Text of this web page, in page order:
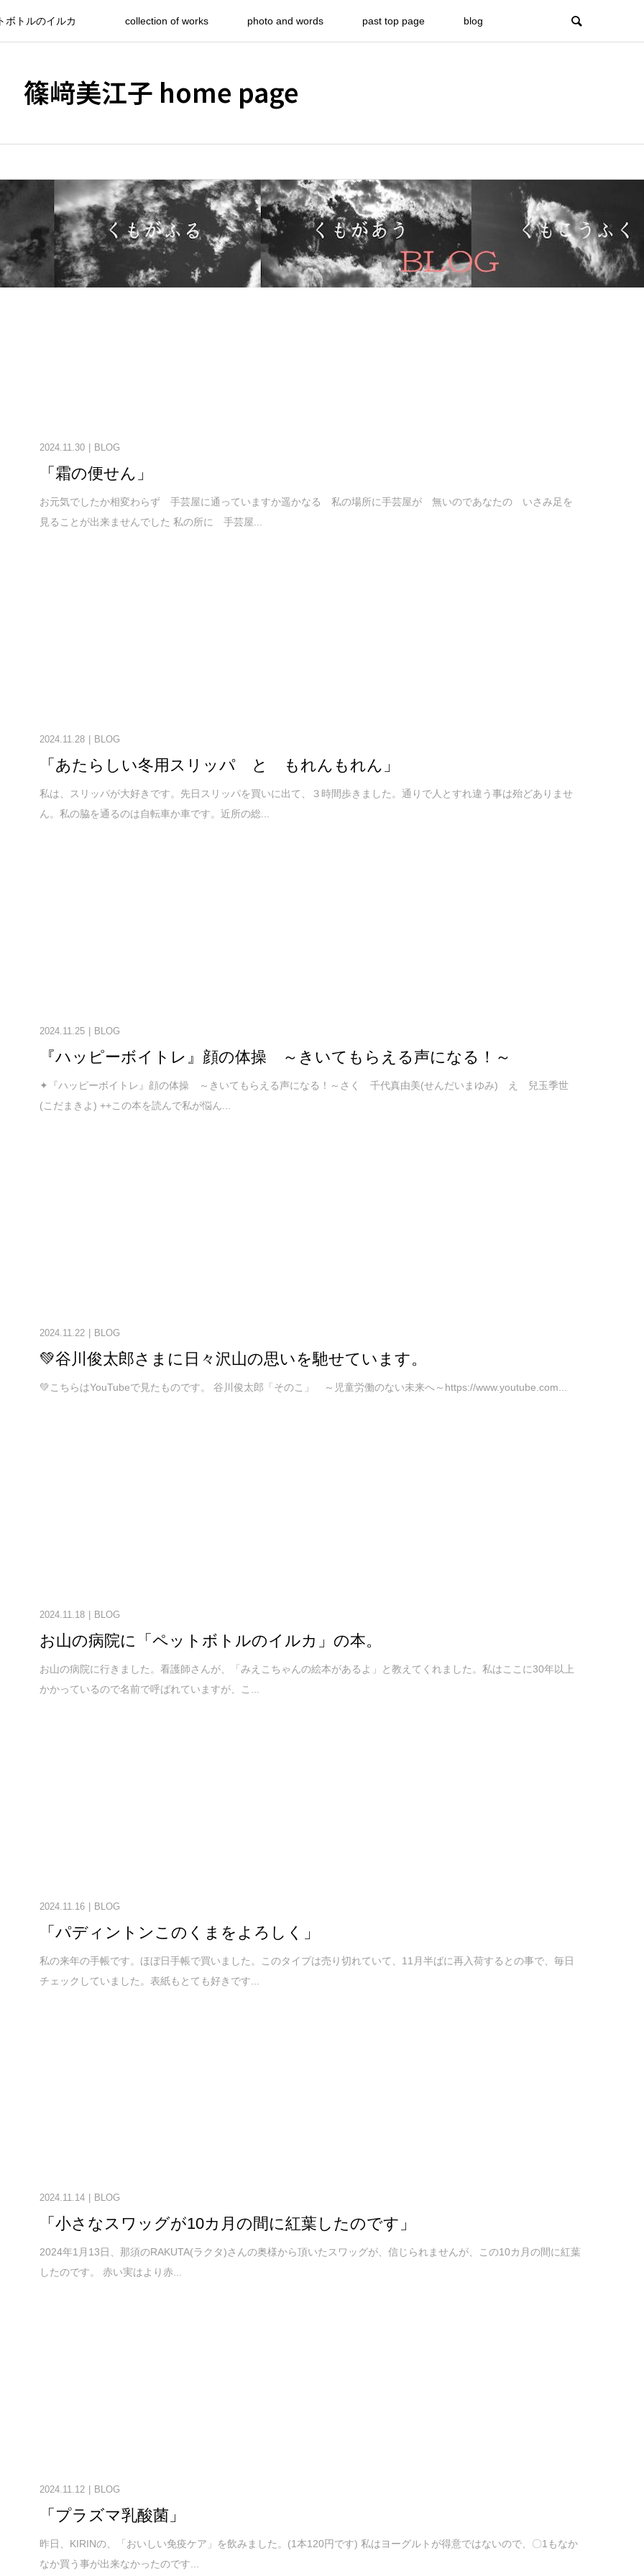
ボトルのイルカ collection of works photo and words past top page blog
篠﨑美江子 home page
2024.11.30 BLOG
「霜の便せん」
お元気でしたか相変わらず 手芸屋に通っていますか遥かなる 私の場所に手芸屋が 無いのであなたの いさみ足を
見ることが出来ませんでした 私の所に 手芸屋...
2024.11.28 BLOG
「あたらしい冬用スリッパ と もれんもれん」
私は、スリッパが大好きです。先日スリッパを買いに出て、３時間歩きました。通りで人とすれ違う事は殆どありませ
ん。私の脇を通るのは自転車か車です。近所の総...
2024.11.25 BLOG
『ハッピーボイトレ』顔の体操 ～きいてもらえる声になる！～
✦『ハッピーボイトレ』顔の体操 ～きいてもらえる声になる！～さく 千代真由美(せんだいまゆみ) え 兒玉季世
(こだまきよ) ++この本を読んで私が悩ん...
2024.11.22 BLOG
💚谷川俊太郎さまに日々沢山の思いを馳せています。
💚こちらはYouTubeで見たものです。 谷川俊太郎「そのこ」 ～児童労働のない未来へ～https://www.youtube.com...
2024.11.18 BLOG
お山の病院に「ペットボトルのイルカ」の本。
お山の病院に行きました。看護師さんが、「みえこちゃんの絵本があるよ」と教えてくれました。私はここに30年以上
かかっているので名前で呼ばれていますが、こ...
2024.11.16 BLOG
「パディントンこのくまをよろしく」
私の来年の手帳です。ほぼ日手帳で買いました。このタイプは売り切れていて、11月半ばに再入荷するとの事で、毎日
チェックしていました。表紙もとても好きです...
2024.11.14 BLOG
「小さなスワッグが10カ月の間に紅葉したのです」
2024年1月13日、那須のRAKUTA(ラクタ)さんの奥様から頂いたスワッグが、信じられませんが、この10カ月の間に紅葉
したのです。 赤い実はより赤...
2024.11.12 BLOG
「プラズマ乳酸菌」
昨日、KIRINの、「おいしい免疫ケア」を飲みました。(1本120円です) 私はヨーグルトが得意ではないので、〇1もなか
なか買う事が出来なかったのです...